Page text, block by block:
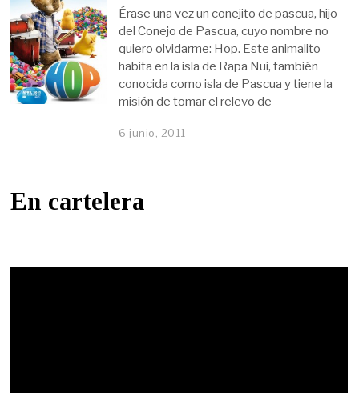
Érase una vez un conejito de pascua, hijo
del Conejo de Pascua, cuyo nombre no
quiero olvidarme: Hop. Este animalito
habita en la isla de Rapa Nui, también
conocida como isla de Pascua y tiene la
misión de tomar el relevo de
6 junio, 2011
En cartelera